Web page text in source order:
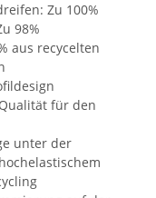
Zu 100%
98%
aus recycelten
für den
unter der